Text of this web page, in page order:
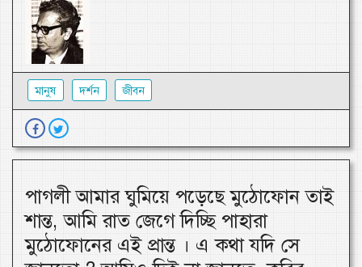
মানুষ দর্শন জীবন
পাগলী আমার ঘুমিয়ে পড়েছে মুঠোফোন তাই
শান্ত, আমি রাত জেগে দিচ্ছি পাহারা
মুঠোফোনের এই প্রান্ত । এ কথা যদি সে